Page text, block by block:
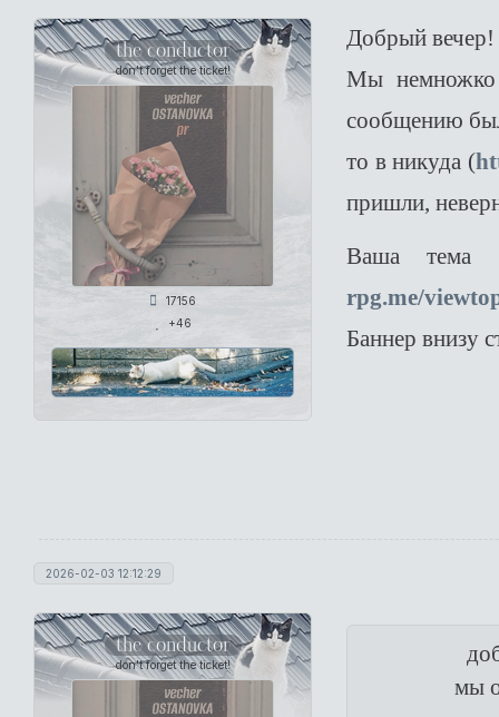
the conductor
don't forget the ticket!
17156
+46
Добрый вечер!
Мы немножко
сообщению
то в никуда (
пришли,
Ваша тема
rpg.me/
Баннер внизу
2026-02-03 12:12:29
the conductor
don't forget the ticket!
мы